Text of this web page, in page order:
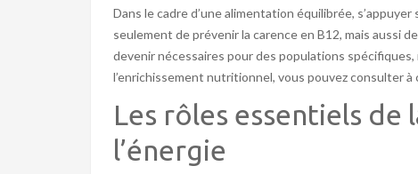
Dans le cadre d’une alimentation équilibrée,
seulement de prévenir la carence en B12, mais aussi
devenir nécessaires pour des populations
l’enrichissement nutritionnel, vous pouvez consulter à
Les rôles essentiels de
l’énergie